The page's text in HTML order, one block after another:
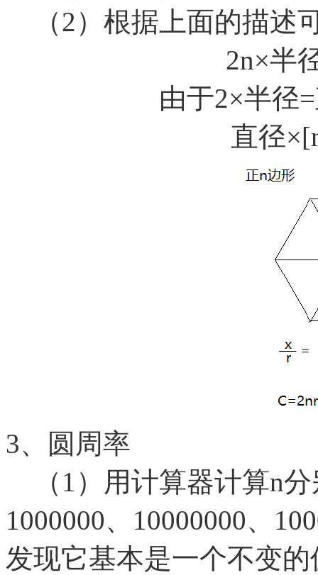
（2）根据上面的描述
2n×半
由于2×半径
直径
3、圆周率
（1）用计算器计算n分
1000000、10000000、
发现它基本是一个不变